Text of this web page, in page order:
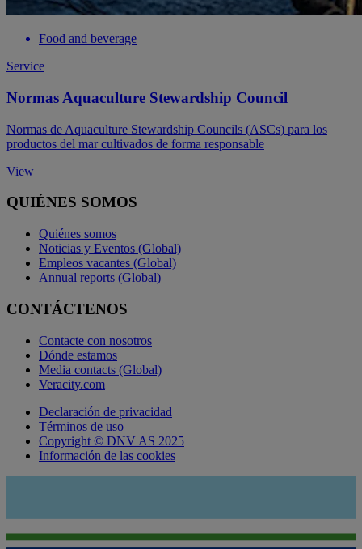
Food and beverage
Service
Normas Aquaculture Stewardship Council
Normas de Aquaculture Stewardship Councils (ASCs) para los
productos del mar cultivados de forma responsable
View
QUIÉNES SOMOS
Quiénes somos
Noticias y Eventos (Global)
Empleos vacantes (Global)
Annual reports (Global)
CONTÁCTENOS
Contacte con nosotros
Dónde estamos
Media contacts (Global)
Veracity.com
Declaración de privacidad
Términos de uso
Copyright © DNV AS 2025
Información de las cookies